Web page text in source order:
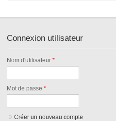
Connexion utilisateur
Nom d'utilisateur*
Mot de passe*
Créer un nouveau compte